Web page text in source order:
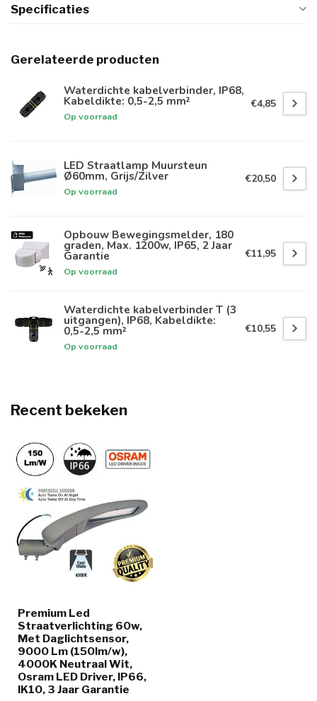
Specificaties
Gerelateerde producten
Waterdichte kabelverbinder, IP68,
Kabeldikte: 0,5-2,5 mm²
Op voorraad
€4,85
LED Straatlamp Muursteun
Ø60mm, Grijs/Zilver
Op voorraad
€20,50
Opbouw Bewegingsmelder, 180
graden, Max. 1200w, IP65, 2 Jaar
Garantie
Op voorraad
€11,95
Waterdichte kabelverbinder T (3
uitgangen), IP68, Kabeldikte:
0,5-2,5 mm²
Op voorraad
€10,55
Recent bekeken
Premium Led
Straatverlichting 60w,
Met Daglichtsensor,
9000 Lm (150lm/w),
4000K Neutraal Wit,
Osram LED Driver, IP66,
IK10, 3 Jaar Garantie